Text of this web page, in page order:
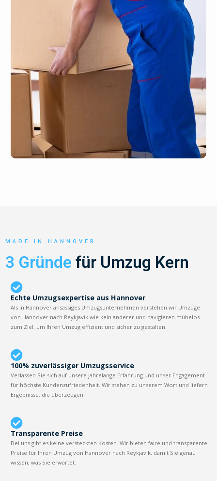
MADE IN HANNOVER
3 Gründe für Umzug Kern
Echte Umzugsexpertise aus Hannover
Als in Hannover ansässiges Umzugsunternehmen verstehen wir Umzüge
von Hannover nach Reykjavik wie kein anderer und navigieren mühelos
zum Ziel, um Ihren Umzug effizient und sicher zu gestalten.
100% zuverlässiger Umzugsservice
Verlassen Sie sich auf unsere jahrelange Erfahrung und unser Engagement
für höchste Kundenzufriedenheit. Wir stehen zu unserem Wort und liefern
Ergebnisse, die überzeugen.
Transparente Preise
Bei uns gibt es keine versteckten Kosten. Wir bieten faire und transparente
Preise für Ihren Umzug von Hannover nach Reykjavik, damit Sie genau
wissen, was Sie erwartet.